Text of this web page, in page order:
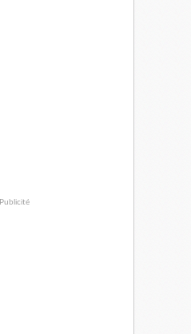
Publicité